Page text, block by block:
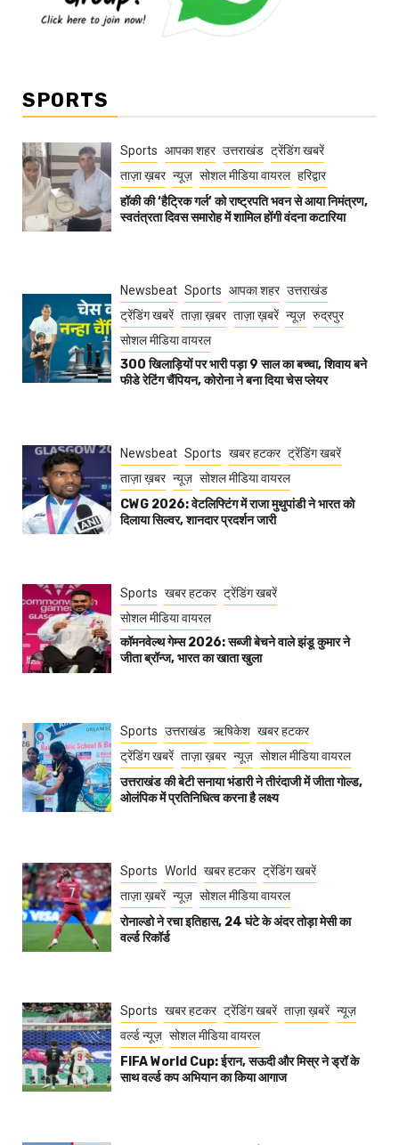
SPORTS
Sports आपका शहर उत्तराखंड ट्रेंडिंग खबरें
ताज़ा ख़बर न्यूज़ सोशल मीडिया वायरल हरिद्वार
हॉकी की ‘हैट्रिक गर्ल’ को राष्ट्रपति भवन से आया निमंत्रण,
स्वतंत्रता दिवस समारोह में शामिल होंगी वंदना कटारिया
Newsbeat Sports आपका शहर उत्तराखंड
ट्रेंडिंग खबरें ताज़ा ख़बर ताज़ा ख़बरें न्यूज़ रुद्रपुर
सोशल मीडिया वायरल
300 खिलाड़ियों पर भारी पड़ा 9 साल का बच्चा, शिवाय बने
फीडे रेटिंग चैंपियन, कोरोना ने बना दिया चेस प्लेयर
Newsbeat Sports खबर हटकर ट्रेंडिंग खबरें
ताज़ा ख़बर न्यूज़ सोशल मीडिया वायरल
CWG 2026: वेटलिफ्टिंग में राजा मुथुपांडी ने भारत को
दिलाया सिल्वर, शानदार प्रदर्शन जारी
Sports खबर हटकर ट्रेंडिंग खबरें
सोशल मीडिया वायरल
कॉमनवेल्थ गेम्स 2026: सब्जी बेचने वाले झंडू कुमार ने
जीता ब्रॉन्ज, भारत का खाता खुला
Sports उत्तराखंड ऋषिकेश खबर हटकर
ट्रेंडिंग खबरें ताज़ा ख़बर न्यूज़ सोशल मीडिया वायरल
उत्तराखंड की बेटी सनाया भंडारी ने तीरंदाजी में जीता गोल्ड,
ओलंपिक में प्रतिनिधित्व करना है लक्ष्य
Sports World खबर हटकर ट्रेंडिंग खबरें
ताज़ा ख़बरें न्यूज़ सोशल मीडिया वायरल
रोनाल्डो ने रचा इतिहास, 24 घंटे के अंदर तोड़ा मेसी का
वर्ल्ड रिकॉर्ड
Sports खबर हटकर ट्रेंडिंग खबरें ताज़ा ख़बरें न्यूज़
वर्ल्ड न्यूज़ सोशल मीडिया वायरल
FIFA World Cup: ईरान, सऊदी और मिस्र ने ड्रॉ के
साथ वर्ल्ड कप अभियान का किया आगाज